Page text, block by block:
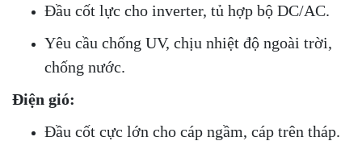
Đầu cốt lực cho inverter, tủ hợp bộ DC/AC.
Yêu cầu chống UV, chịu nhiệt độ ngoài trời,
chống nước.
Điện gió:
Đầu cốt cực lớn cho cáp ngầm, cáp trên tháp.